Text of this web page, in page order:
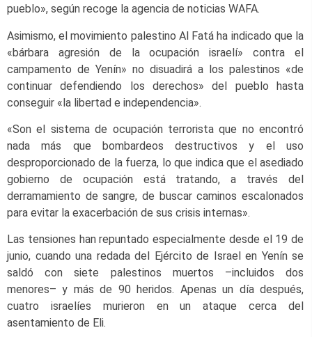
pueblo», según recoge la agencia de noticias WAFA.
Asimismo, el movimiento palestino Al Fatá ha indicado que la
«bárbara agresión de la ocupación israelí» contra el
campamento de Yenín» no disuadirá a los palestinos «de
continuar defendiendo los derechos» del pueblo hasta
conseguir «la libertad e independencia».
«Son el sistema de ocupación terrorista que no encontró
nada más que bombardeos destructivos y el uso
desproporcionado de la fuerza, lo que indica que el asediado
gobierno de ocupación está tratando, a través del
derramamiento de sangre, de buscar caminos escalonados
para evitar la exacerbación de sus crisis internas».
Las tensiones han repuntado especialmente desde el 19 de
junio, cuando una redada del Ejército de Israel en Yenín se
saldó con siete palestinos muertos –incluidos dos
menores– y más de 90 heridos. Apenas un día después,
cuatro israelíes murieron en un ataque cerca del
asentamiento de Eli.